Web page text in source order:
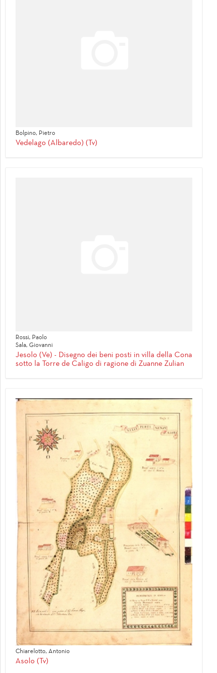
Bolpino, Pietro
Vedelago (Albaredo) (Tv)
Rossi, Paolo
Sala, Giovanni
Jesolo (Ve) - Disegno dei beni posti in villa della Cona
sotto la Torre de Caligo di ragione di Zuanne Zulian
Chiarelotto, Antonio
Asolo (Tv)